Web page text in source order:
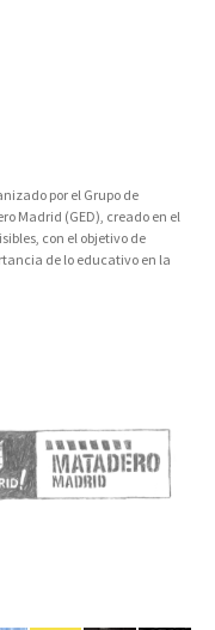
por el Grupo de
Madrid (GED), creado en el
con el objetivo de
de lo educativo en la